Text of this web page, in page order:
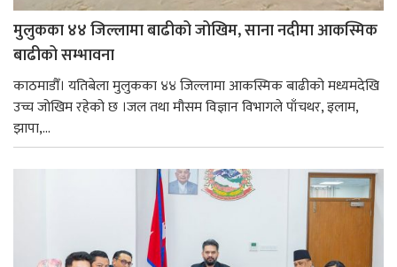
मुलुकका ४४ जिल्लामा बाढीको जोखिम, साना नदीमा आकस्मिक
बाढीको सम्भावना
काठमाडौँ। यतिबेला मुलुकका ४४ जिल्लामा आकस्मिक बाढीको मध्यमदेखि
उच्च जोखिम रहेको छ ।जल तथा मौसम विज्ञान विभागले पाँचथर, इलाम,
झापा,...